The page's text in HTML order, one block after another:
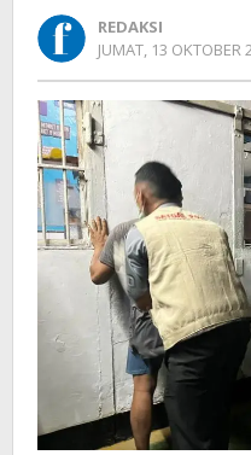
Lapas
REDAKSI
JUMAT, 13 OKTOBER